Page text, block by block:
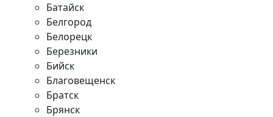
Батайск
Белгород
Белорецк
Березники
Бийск
Благовещенск
Братск
Брянск